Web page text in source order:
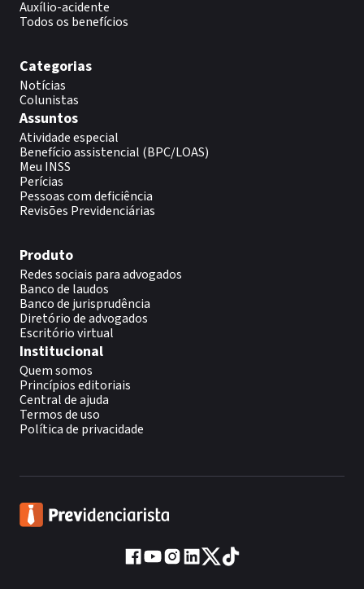
Auxílio-acidente
Todos os benefícios
Categorias
Notícias
Colunistas
Assuntos
Atividade especial
Benefício assistencial (BPC/LOAS)
Meu INSS
Perícias
Pessoas com deficiência
Revisões Previdenciárias
Produto
Redes sociais para advogados
Banco de laudos
Banco de jurisprudência
Diretório de advogados
Escritório virtual
Institucional
Quem somos
Princípios editoriais
Central de ajuda
Termos de uso
Política de privacidade